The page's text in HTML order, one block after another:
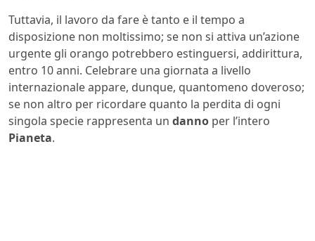
Tuttavia, il lavoro da fare è tanto e il tempo a
disposizione non moltissimo; se non si attiva un’azione
urgente gli orango potrebbero estinguersi, addirittura,
entro 10 anni. Celebrare una giornata a livello
internazionale appare, dunque, quantomeno doveroso;
se non altro per ricordare quanto la perdita di ogni
singola specie rappresenta un danno per l’intero
Pianeta.